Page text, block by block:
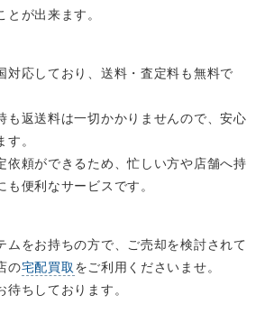
が出来ます。
対応しており、送料・査定料も無料で
も返送料は一切かかりませんので、安心
。
依頼ができるため、忙しい方や店舗へ持
便利なサービスです。
ムをお持ちの方で、ご売却を検討されて
の宅配買取 をご利用くださいませ。
ちしております。